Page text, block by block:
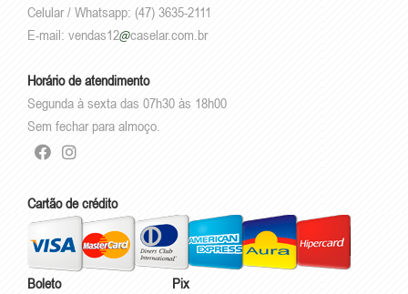
Celular / Whatsapp: (47) 3635-2111
E-mail: vendas12 caselar.com.br
Horário de atendimento
Segunda à sexta das 07h30 às 18h00
Sem fechar para almoço.
Cartão de crédito
Boleto Pix